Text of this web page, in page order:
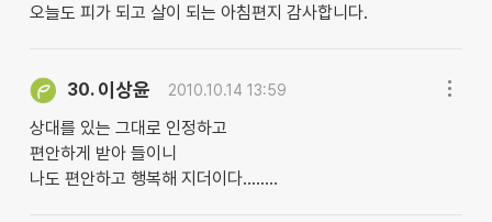
오늘도 피가 되고 살이 되는 아침편지 감사합니다.
30. 이상윤 2010.10.14 13:59
상대를 있는 그대로 인정하고
편안하게 받아 들이니
나도 편안하고 행복해 지더이다........